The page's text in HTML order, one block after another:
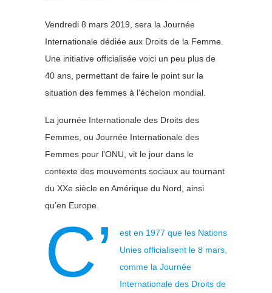
Vendredi 8 mars 2019, sera la Journée
Internationale dédiée aux Droits de la Femme.
Une initiative officialisée voici un peu plus de
40 ans, permettant de faire le point sur la
situation des femmes à l’échelon mondial.
La journée Internationale des Droits des
Femmes, ou Journée Internationale des
Femmes pour l’ONU, vit le jour dans le
contexte des mouvements sociaux au tournant
du XXe siècle en Amérique du Nord, ainsi
qu’en Europe.
C’
est en 1977 que les Nations
Unies officialisent le 8 mars,
comme la Journée
Internationale des Droits de